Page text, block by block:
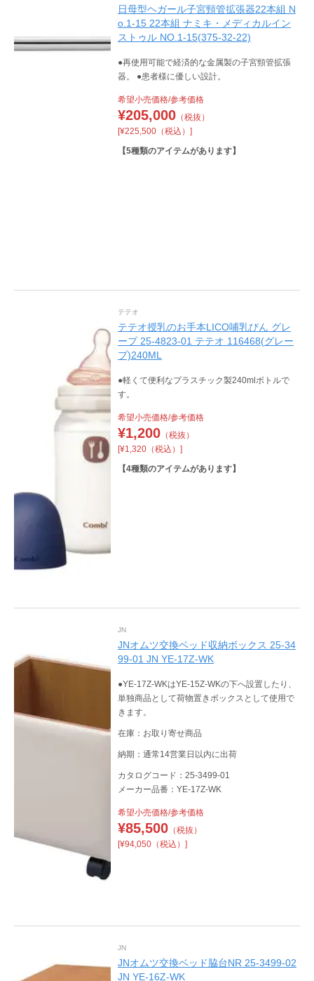
日母型ヘガール子宮頸管拡張器22本組 N
o.1-15 22本組 ナミキ・メディカルイン
ストゥル NO.1-15(375-32-22)
●再使用可能で経済的な金属製の子宮頸管拡張
器。 ●患者様に優しい設計。
希望小売価格/参考価格
¥205,000（税抜）
[¥225,500（税込）]
【5種類のアイテムがあります】
テテオ
テテオ授乳のお手本LICO哺乳びん グレ
ープ 25-4823-01 テテオ 116468(グレー
プ)240ML
●軽くて便利なプラスチック製240mlボトルで
す。
希望小売価格/参考価格
¥1,200（税抜）
[¥1,320（税込）]
【4種類のアイテムがあります】
JN
JNオムツ交換ベッド収納ボックス 25-34
99-01 JN YE-17Z-WK
●YE-17Z-WKはYE-15Z-WKの下へ設置したり、
単独商品として荷物置きボックスとして使用で
きます。
在庫：お取り寄せ商品
納期：通常14営業日以内に出荷
カタログコード：25-3499-01
メーカー品番：YE-17Z-WK
希望小売価格/参考価格
¥85,500（税抜）
[¥94,050（税込）]
JN
JNオムツ交換ベッド脇台NR 25-3499-02
JN YE-16Z-WK